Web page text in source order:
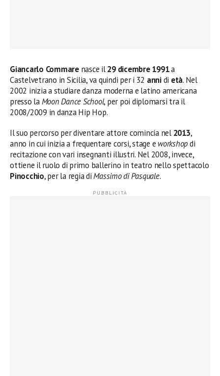
Giancarlo Commarenasce il29 dicembre1991a
Castelvetrano in Sicilia, va quindi per i 32 annidi età. Nel
2002 inizia a studiare danza moderna e latino americana
presso laMoon Dance School, per poi diplomarsi tra il
2008/2009 in danza Hip Hop.
Il suo percorso per diventare attore comincia nel 2013,
anno in cui inizia a frequentare corsi, stage e workshopdi
recitazione con vari insegnanti illustri. Nel 2008, invece,
ottiene il ruolo di primo ballerino in teatro nello spettacolo
Pinocchio, per la regia diMassimo di Pasquale.